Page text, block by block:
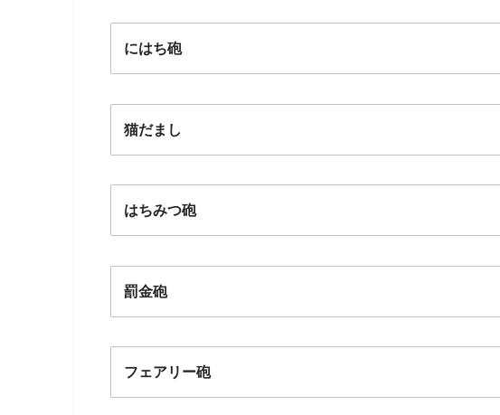
にはち砲
猫だまし
はちみつ砲
罰金砲
フェアリー砲